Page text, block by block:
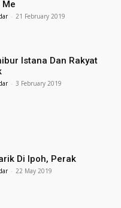
Me
- 21 February 2019
Istana Dan Rakyat
- 3 February 2019
Di Ipoh, Perak
- 22 May 2019